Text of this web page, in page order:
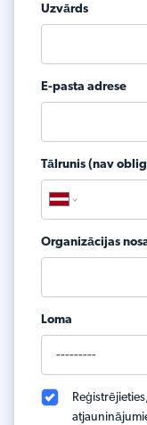
Uzvārds
E-pasta adrese
Tālrunis (nav
Loma
Organizācijas